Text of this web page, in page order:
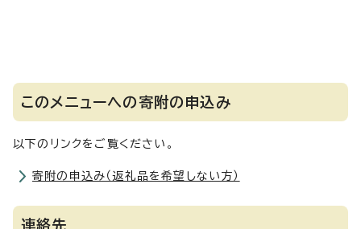
このメニューへの寄附の申込み
以下のリンクをご覧ください。
寄附の申込み（返礼品を希望しない方）
連絡先